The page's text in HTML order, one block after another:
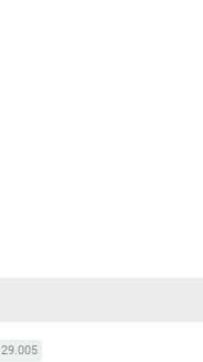
29.005